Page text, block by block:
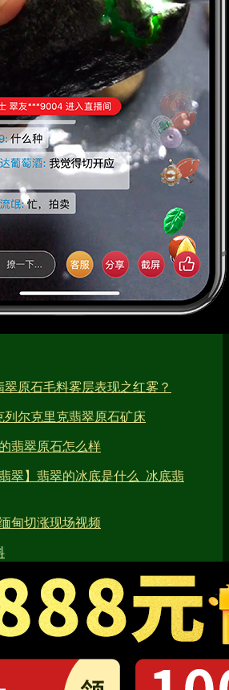
原石毛料雾层表现之红雾？
列尔克里克翡翠原石矿床
翡翠原石怎么样
翠】翡翠的冰底是什么_冰底翡
甸切涨现场视频